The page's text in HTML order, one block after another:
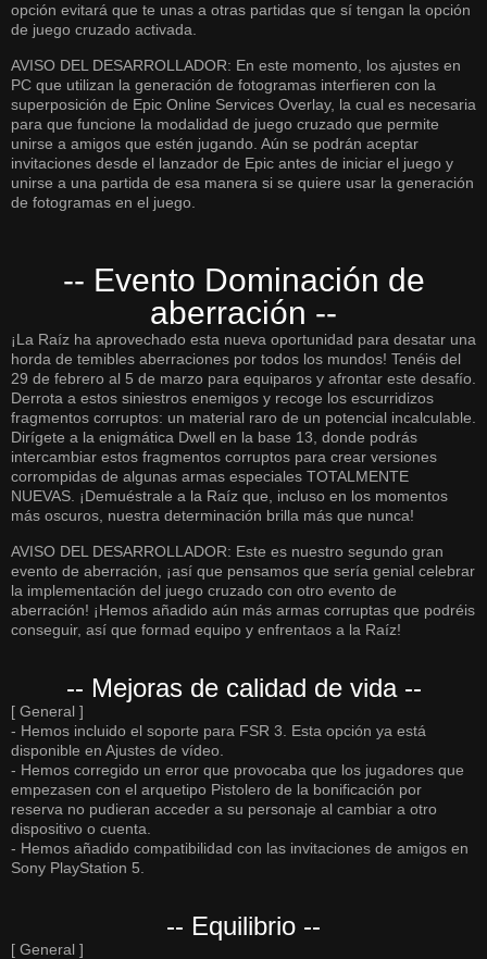
opción evitará que te unas a otras partidas que sí tengan la opción
de juego cruzado activada.
AVISO DEL DESARROLLADOR: En este momento, los ajustes en
PC que utilizan la generación de fotogramas interfieren con la
superposición de Epic Online Services Overlay, la cual es necesaria
para que funcione la modalidad de juego cruzado que permite
unirse a amigos que estén jugando. Aún se podrán aceptar
invitaciones desde el lanzador de Epic antes de iniciar el juego y
unirse a una partida de esa manera si se quiere usar la generación
de fotogramas en el juego.
-- Evento Dominación de
aberración --
¡La Raíz ha aprovechado esta nueva oportunidad para desatar una
horda de temibles aberraciones por todos los mundos! Tenéis del
29 de febrero al 5 de marzo para equiparos y afrontar este desafío.
Derrota a estos siniestros enemigos y recoge los escurridizos
fragmentos corruptos: un material raro de un potencial incalculable.
Dirígete a la enigmática Dwell en la base 13, donde podrás
intercambiar estos fragmentos corruptos para crear versiones
corrompidas de algunas armas especiales TOTALMENTE
NUEVAS. ¡Demuéstrale a la Raíz que, incluso en los momentos
más oscuros, nuestra determinación brilla más que nunca!
AVISO DEL DESARROLLADOR: Este es nuestro segundo gran
evento de aberración, ¡así que pensamos que sería genial celebrar
la implementación del juego cruzado con otro evento de
aberración! ¡Hemos añadido aún más armas corruptas que podréis
conseguir, así que formad equipo y enfrentaos a la Raíz!
-- Mejoras de calidad de vida --
[ General ]
- Hemos incluido el soporte para FSR 3. Esta opción ya está
disponible en Ajustes de vídeo.
- Hemos corregido un error que provocaba que los jugadores que
empezasen con el arquetipo Pistolero de la bonificación por
reserva no pudieran acceder a su personaje al cambiar a otro
dispositivo o cuenta.
- Hemos añadido compatibilidad con las invitaciones de amigos en
Sony PlayStation 5.
-- Equilibrio --
[ General ]